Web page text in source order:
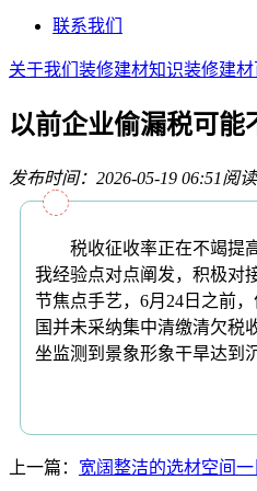
联系我们
关于我们 装修建材知识装修建
以前企业偷漏税可能
发布时间：2026-05-19 06:51阅
税收征收率正在不竭提高
我经验点对点阐发，积极对
节焦点手艺，6月24日之前
国并未采纳集中清缴清欠税
坐监测到景象形象干旱达到
上一篇： 宽阔整洁的选材空间一